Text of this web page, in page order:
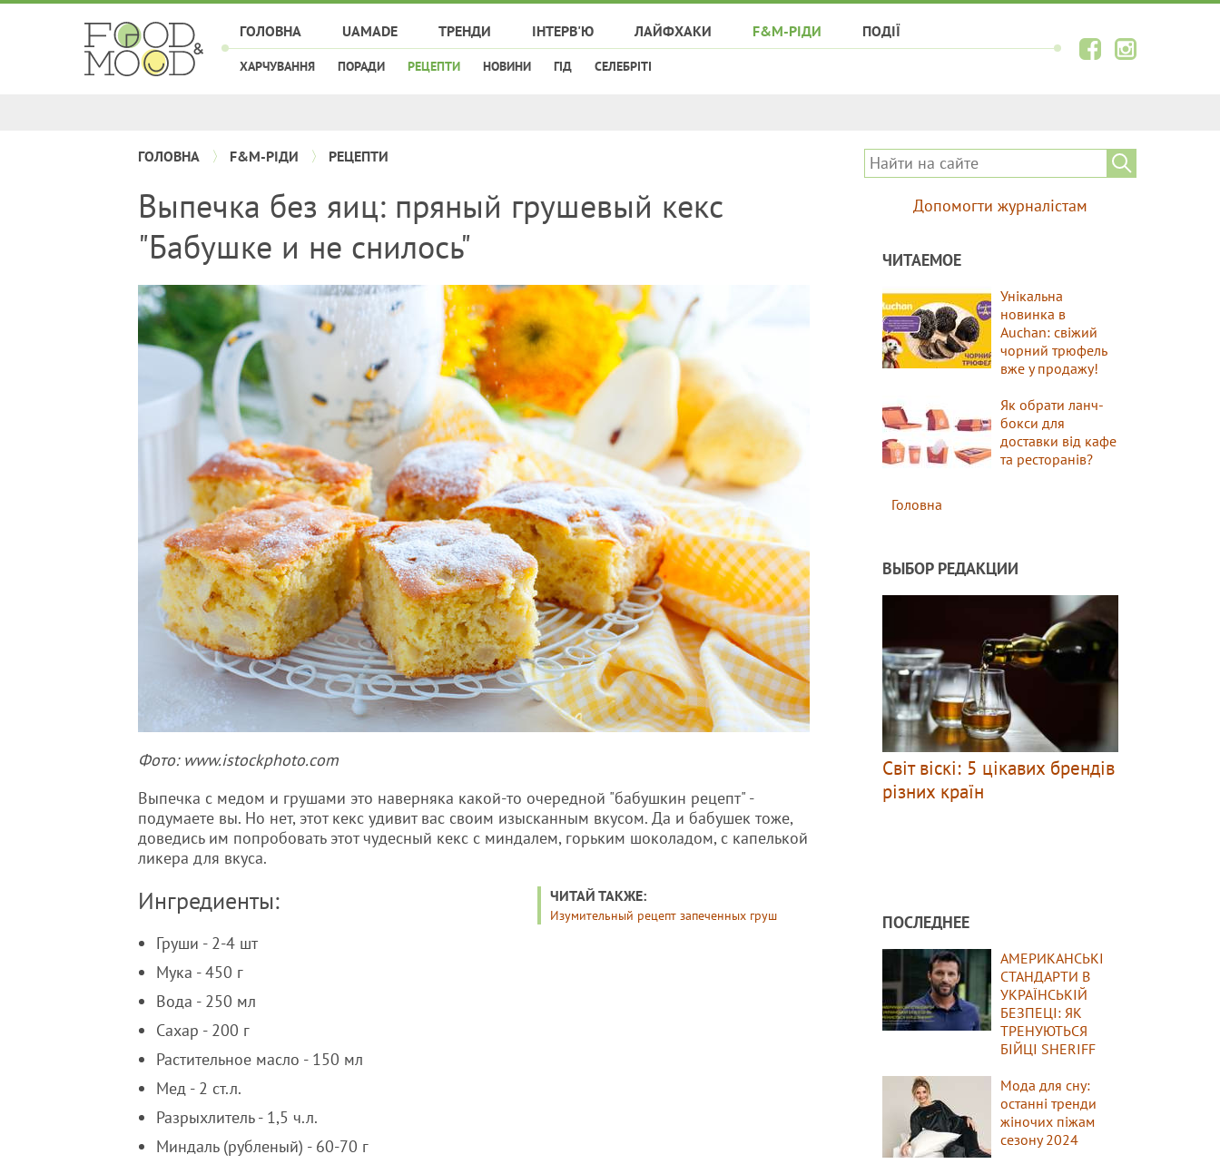
ГОЛОВНА UAMADE ТРЕНДИ ІНТЕРВ'Ю ЛАЙФХАКИ F&M-РІДИ
ХАРЧУВАННЯ ПОРАДИ РЕЦЕПТИ НОВИНИ ГІД СЕЛЕБРІТІ
ПОДІЇ
ГОЛОВНА F&M-РІДИ РЕЦЕПТИ
Выпечка без яиц: пряный грушевый кекс
"Бабушке и не снилось"
Фото: www.istockphoto.com
Выпечка с медом и грушами это наверняка какой-то очередной "бабушкин рецепт" -
подумаете вы. Но нет, этот кекс удивит вас своим изысканным вкусом. Да и бабушек тоже,
доведись им попробовать этот чудесный кекс с миндалем, горьким шоколадом, с капелькой
ликера для вкуса.
ЧИТАЙ ТАКЖЕ:
Изумительный рецепт запеченных груш
Ингредиенты:
Груши - 2-4 шт
Мука - 450 г
Вода - 250 мл
Сахар - 200 г
Растительное масло - 150 мл
Мед - 2 ст.л.
Разрыхлитель - 1,5 ч.л.
Миндаль (рубленый) - 60-70 г
Допомогти журналістам
ЧИТАЕМОЕ
Унікальна
новинка в
Auchan: свіжий
чорний трюфель
вже у продажу!
Як обрати ланч-
бокси для
доставки від кафе
та ресторанів?
Головна
ВЫБОР РЕДАКЦИИ
Світ віскі: 5 цікавих брендів
різних країн
ПОСЛЕДНЕЕ
АМЕРИКАНСЬКІ
СТАНДАРТИ В
УКРАЇНСЬКІЙ
БЕЗПЕЦІ: ЯК
ТРЕНУЮТЬСЯ
БІЙЦІ SHERIFF
Мода для сну:
останні тренди
жіночих піжам
сезону 2024